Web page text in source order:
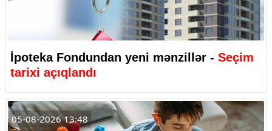
İpoteka Fondundan yeni mənzillər - Seçim
tarixi açıqlandı
05-08-2026 13:48